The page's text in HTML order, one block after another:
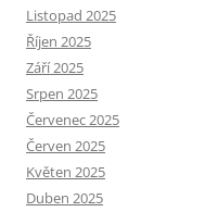
Listopad 2025
Říjen 2025
Září 2025
Srpen 2025
Červenec 2025
Červen 2025
Květen 2025
Duben 2025